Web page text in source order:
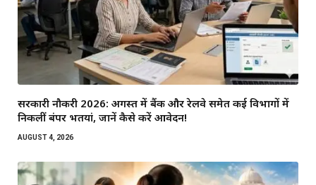
सरकारी नौकरी 2026: अगस्त में बैंक और रेलवे समेत कई विभागों में
निकलीं बंपर भर्तियां, जानें कैसे करें आवेदन!
AUGUST 4, 2026